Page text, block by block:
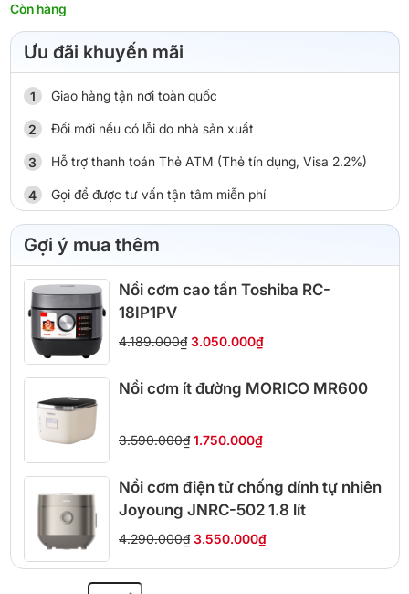
Còn hàng
Ưu đãi khuyến mãi
Giao hàng tận nơi toàn quốc
Đổi mới nếu có lỗi do nhà sản xuất
Hỗ trợ thanh toán Thẻ ATM (Thẻ tín dụng, Visa 2.2%)
Gọi để được tư vấn tận tâm miễn phí
Gợi ý mua thêm
Nồi cơm cao tần Toshiba RC-
18IP1PV
4.189.000₫ 3.050.000₫
Nồi cơm ít đường MORICO MR600
3.590.000₫ 1.750.000₫
Nồi cơm điện tử chống dính tự nhiên
Joyoung JNRC-502 1.8 lít
4.290.000₫ 3.550.000₫